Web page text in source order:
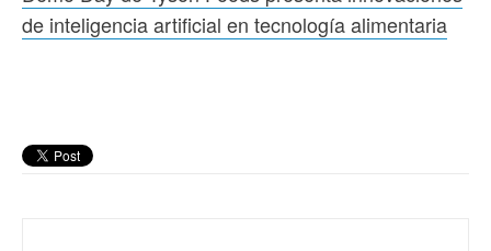
de inteligencia artificial en tecnología alimentaria